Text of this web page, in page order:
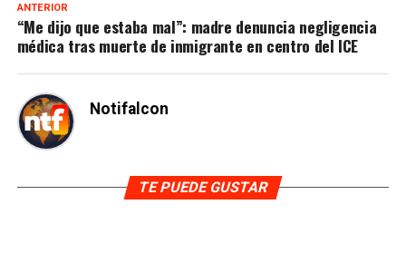
ANTERIOR
“Me dijo que estaba mal”: madre denuncia negligencia
médica tras muerte de inmigrante en centro del ICE
Notifalcon
TE PUEDE GUSTAR